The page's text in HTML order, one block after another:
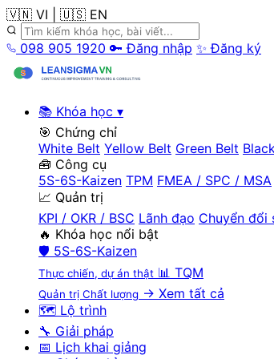
🇻🇳 VI 🇺🇸 EN
098 905 1920 🔑 Đăng nhập ✨ Đăng ký
📚 Khóa học ▾
🎯 Chứng chỉ
White Belt Yellow Belt Green Belt
🧰 Công cụ
5S-6S-Kaizen TPM FMEA / SPC / MSA
📈 Quản trị
KPI / OKR / BSC Lãnh đạo Chuyển đổi
🔥 Khóa học nổi bật
🛡️ 5S-6S-Kaizen
Thực chiến, dự án thật 📊 TQM
Quản trị Chất lượng → Xem tất cả
🗺️ Lộ trình
🔧 Giải pháp
📅 Lịch khai giảng